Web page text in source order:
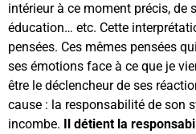
intérieur à ce moment précis, de
éducation… etc. Cette
pensées. Ces mêmes pensées
ses émotions face à ce que je
être le déclencheur de ses
cause : la responsabilité de son
incombe. Il détient la